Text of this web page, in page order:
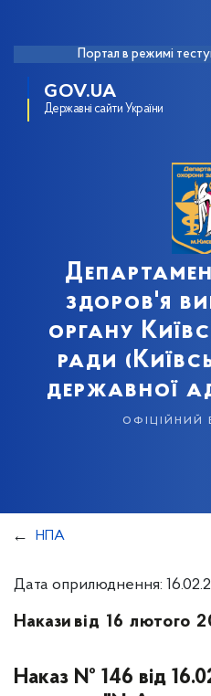
Портал в режимі
GOV.UA
Державні сайти України
здоров'я
органу
ради
державної
офіційний
НПА
Дата оприлюднення:
Накази від 16 лютого
Наказ № 146 від